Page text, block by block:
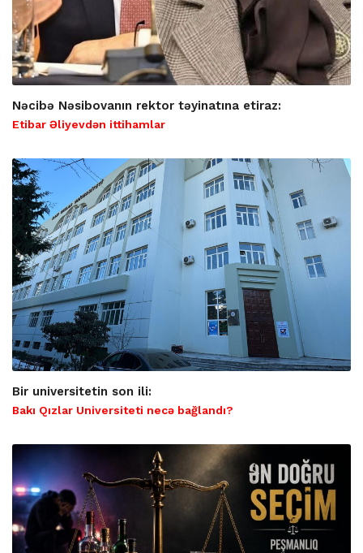
Nəcibə Nəsibovanın rektor təyinatına etiraz:
Etibar Əliyevdən ittihamlar
Bir universitetin son ili:
Bakı Qızlar Universiteti necə bağlandı?